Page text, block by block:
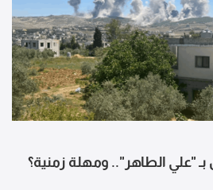
"علي الطاهر".. ومهلة زمنية؟